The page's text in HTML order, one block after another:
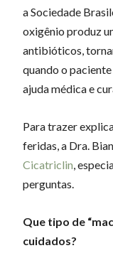
a Sociedade
oxigênio produz
antibióticos,
quando o
ajuda médica e
Para trazer
feridas, a Dra.
Cicatriclin,
perguntas.
Que tipo de
cuidados?